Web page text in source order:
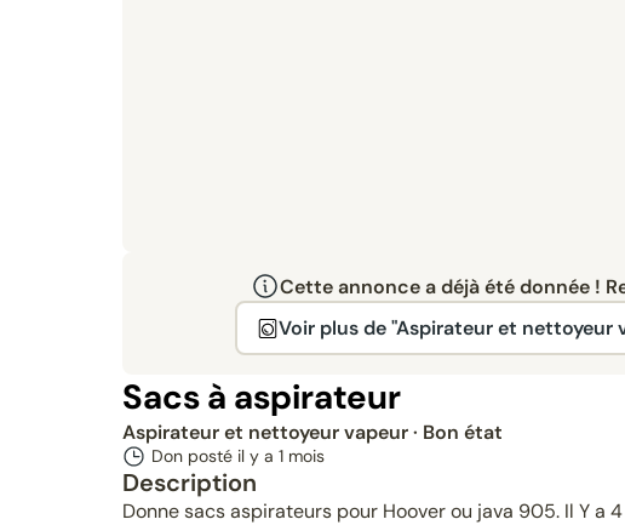
Cette annonce a déjà été donnée !
Voir plus de "Aspirateur et nettoyeur
Sacs à aspirateur
Aspirateur et nettoyeur vapeur· Bon état
Don posté il y a 1 mois
Description
Donne sacs aspirateurs pour Hoover ou java 905. Il Y a